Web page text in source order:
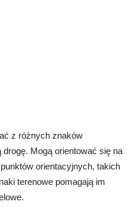
z różnych znaków
Mogą orientować się na
orientacyjnych, takich
terenowe pomagają im